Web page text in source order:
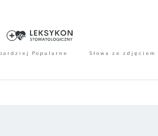
Popularne Słowa ze zdjęciem